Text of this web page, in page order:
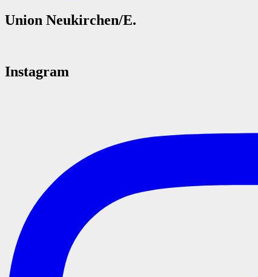
Union Neukirchen/E.
Instagram